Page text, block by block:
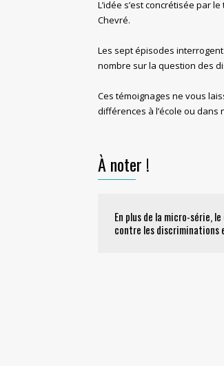
L’idée s’est concrétisée par
Chevré.
Les sept épisodes
nombre sur la question des
Ces témoignages ne vous
différences à l’école ou dans
À noter !
En plus de la micro-série,
contre les discriminations